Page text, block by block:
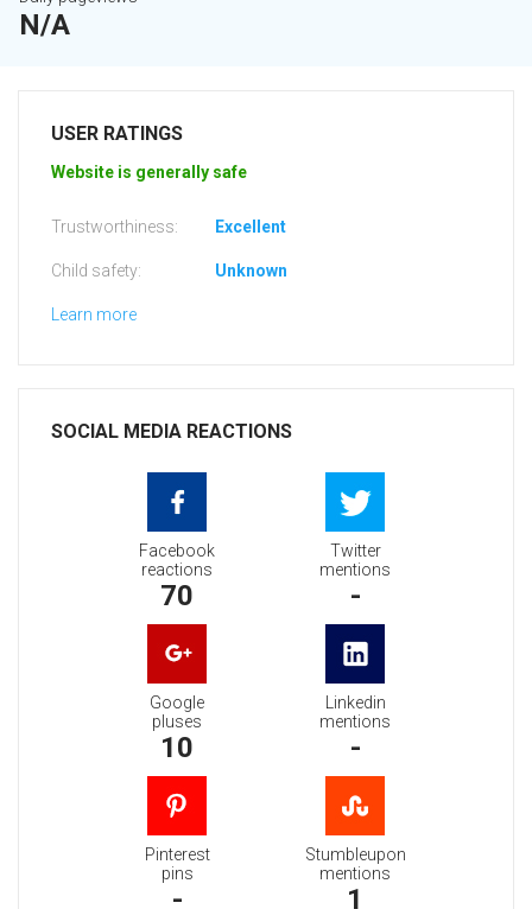
N/A
USER RATINGS
Website is generally safe
Trustworthiness: Excellent
Child safety: Unknown
Learn more
SOCIAL MEDIA REACTIONS
Facebook
reactions
70
Twitter
mentions
-
Google
pluses
10
Linkedin
mentions
-
Pinterest
pins
-
Stumbleupon
mentions
1